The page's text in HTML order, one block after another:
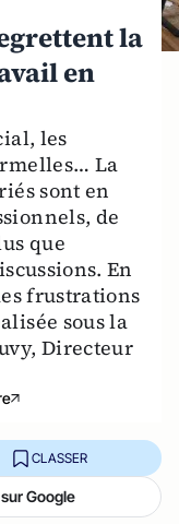
la
en
les
La
sont en
de
que
En
frustrations
sous la
Directeur
CLASSER
Google